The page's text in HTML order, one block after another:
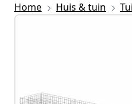
Home Huis & tuin